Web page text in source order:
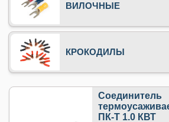
ВИЛОЧНЫЕ
КРОКОДИЛЫ
Cоединитель
ПК-Т 1.0 КВТ